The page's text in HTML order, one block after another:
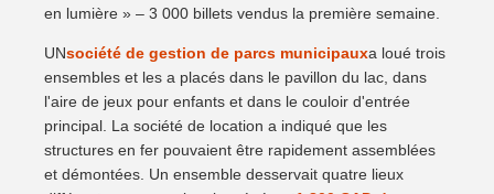
en lumière » – 3 000 billets vendus la première semaine.
UNsociété de gestion de parcs municipauxa loué trois
ensembles et les a placés dans le pavillon du lac, dans
l'aire de jeux pour enfants et dans le couloir d'entrée
principal. La société de location a indiqué que les
structures en fer pouvaient être rapidement assemblées
et démontées. Un ensemble desservait quatre lieux